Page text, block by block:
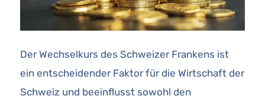
Der Wechselkurs des Schweizer Frankens ist
ein entscheidender Faktor für die Wirtschaft der
Schweiz und beeinflusst sowohl den